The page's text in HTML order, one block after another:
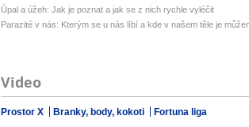
Úpal a úžeh: Jak je poznat a jak se z nich rychle vyléčit
Parazité v nás: Kterým se u nás líbí a kde v našem těle je
Video
Prostor X Branky, body, kokoti Fortuna liga